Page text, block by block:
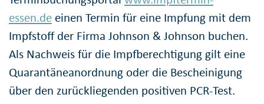
essen.de einen Termin für eine Impfung mit dem
Impfstoff der Firma Johnson & Johnson buchen.
Als Nachweis für die Impfberechtigung gilt eine
Quarantäneanordnung oder die Bescheinigung
über den zurückliegenden positiven PCR-Test.